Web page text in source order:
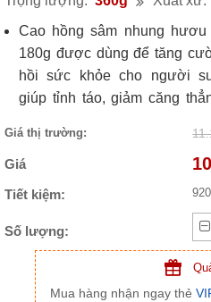
Cao hồng sâm nhung
180g được dùng để tăng
hồi sức khỏe cho người
giúp tỉnh táo,giảm căng
ốm dậy, ăn không ngon
không ngon giấc.
Sản phẩm có hộp gỗ
thượng hạng nên thường
khỏe cao cấp cho người
khách hàng trong những dịp
sinh nhật ...
Giá thị trường:
Giá
Tiết kiệm:
Số lượng:
Mua hàng nhận ngay thẻ